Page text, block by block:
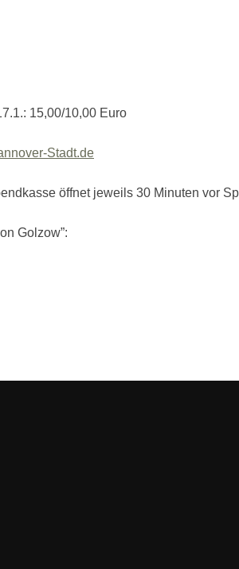
15,00/10,00 Euro
Stadt.de
öffnet jeweils 30 Minuten vor
Golzow”: